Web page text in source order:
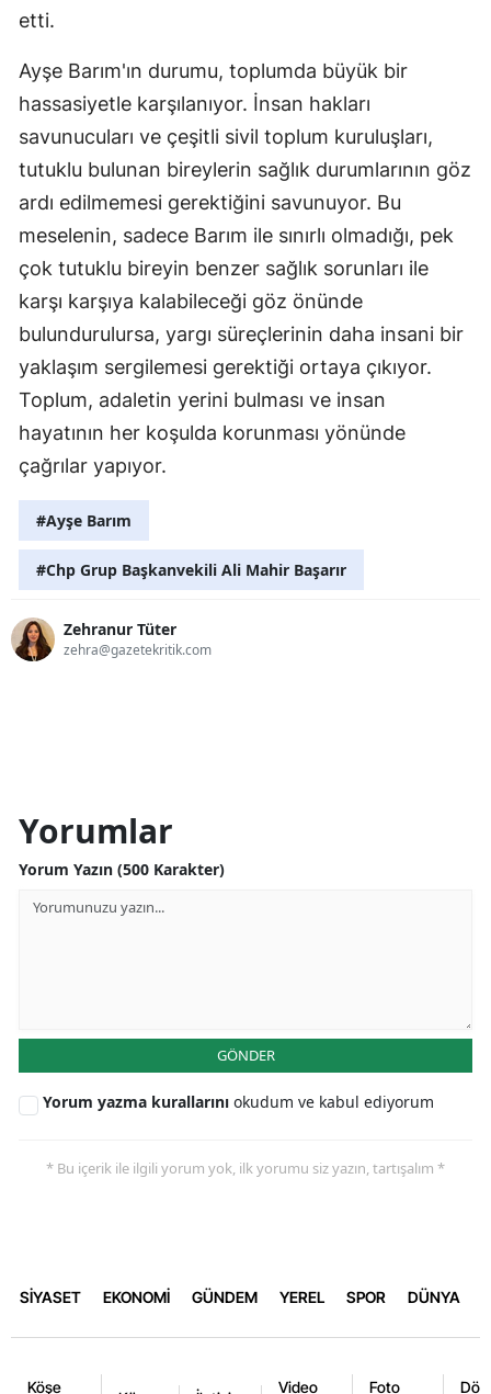
etti.
Ayşe Barım'ın durumu, toplumda büyük bir
hassasiyetle karşılanıyor. İnsan hakları
savunucuları ve çeşitli sivil toplum kuruluşları,
tutuklu bulunan bireylerin sağlık durumlarının göz
ardı edilmemesi gerektiğini savunuyor. Bu
meselenin, sadece Barım ile sınırlı olmadığı, pek
çok tutuklu bireyin benzer sağlık sorunları ile
karşı karşıya kalabileceği göz önünde
bulundurulursa, yargı süreçlerinin daha insani bir
yaklaşım sergilemesi gerektiği ortaya çıkıyor.
Toplum, adaletin yerini bulması ve insan
hayatının her koşulda korunması yönünde
çağrılar yapıyor.
#Ayşe Barım
#Chp Grup Başkanvekili Ali Mahir Başarır
Zehranur Tüter
zehra@gazetekritik.com
Yorumlar
Yorum Yazın (500 Karakter)
GÖNDER
Yorum yazma kurallarını okudum ve kabul ediyorum
* Bu içerik ile ilgili yorum yok, ilk yorumu siz yazın, tartışalım *
SİYASET EKONOMİ GÜNDEM YEREL SPOR DÜNYA
Köşe Video Foto